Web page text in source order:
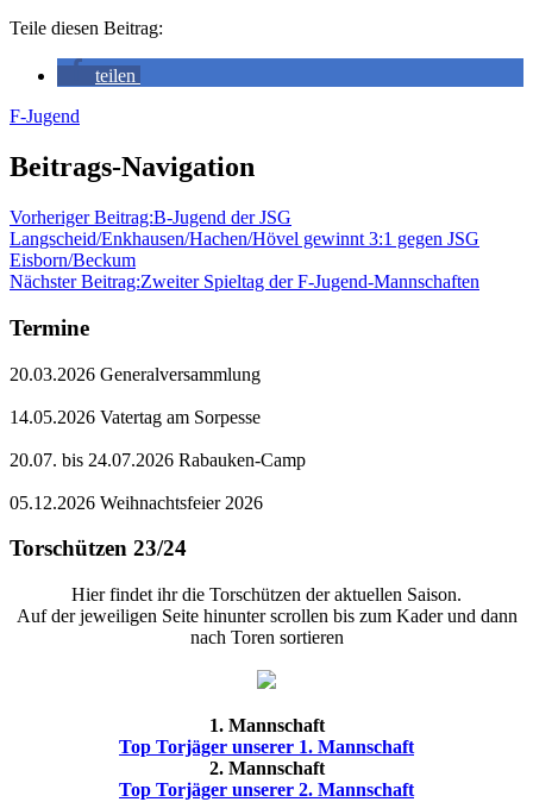
Teile diesen Beitrag:
teilen
F-Jugend
Beitrags-Navigation
Vorheriger Beitrag:B-Jugend der JSG
Langscheid/Enkhausen/Hachen/Hövel gewinnt 3:1 gegen JSG
Eisborn/Beckum
Nächster Beitrag:Zweiter Spieltag der F-Jugend-Mannschaften
Termine
20.03.2026 Generalversammlung
14.05.2026 Vatertag am Sorpesse
20.07. bis 24.07.2026 Rabauken-Camp
05.12.2026 Weihnachtsfeier 2026
Torschützen 23/24
Hier findet ihr die Torschützen der aktuellen Saison.
Auf der jeweiligen Seite hinunter scrollen bis zum Kader und dann
nach Toren sortieren
1. Mannschaft
Top Torjäger unserer 1. Mannschaft
2. Mannschaft
Top Torjäger unserer 2. Mannschaft